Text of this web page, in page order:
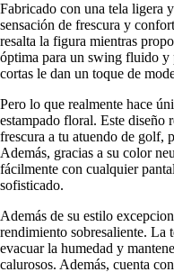
Fabricado con una tela ligera
sensación de frescura y
resalta la figura mientras
óptima para un swing fluido y
cortas le dan un toque de
Pero lo que realmente hace
estampado floral. Este diseño
frescura a tu atuendo de golf,
Además, gracias a su color
fácilmente con cualquier
sofisticado.
Además de su estilo
rendimiento sobresaliente. La
evacuar la humedad y
calurosos. Además, cuenta